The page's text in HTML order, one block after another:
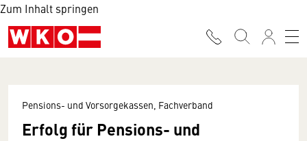
Zum Inhalt springen
Pensions- und Vorsorgekassen, Fachverband
Erfolg für Pensions- und